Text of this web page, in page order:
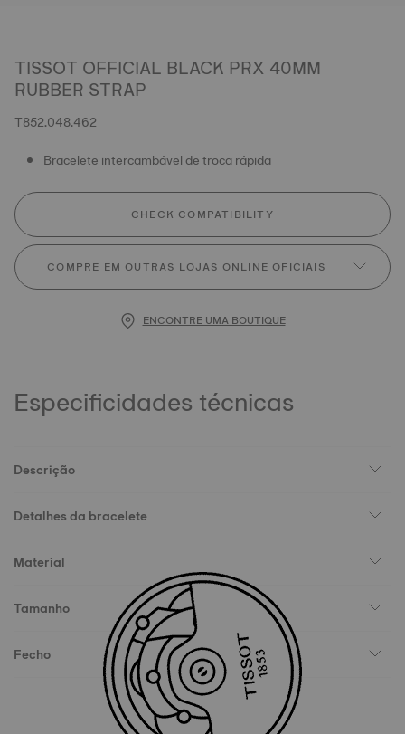
TISSOT OFFICIAL BLACK PRX 40MM
RUBBER STRAP
T852.048.462
Bracelete intercambável de troca rápida
CHECK COMPATIBILITY
COMPRE EM OUTRAS LOJAS ONLINE OFICIAIS
ENCONTRE UMA BOUTIQUE
Especificidades técnicas
Descrição
Detalhes da bracelete
Material
Tamanho
Fecho